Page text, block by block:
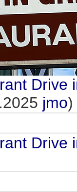
Drive
jmo)
Drive